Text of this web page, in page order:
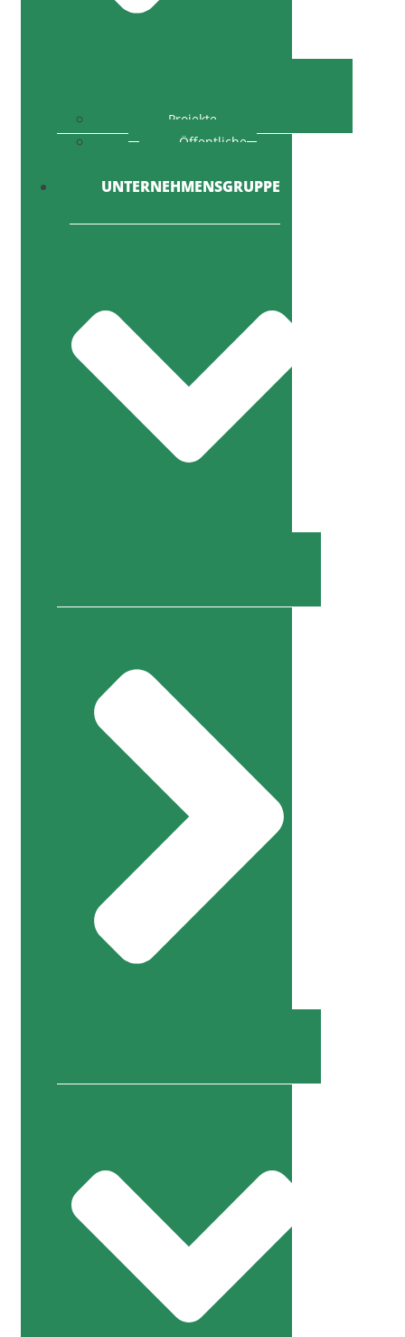
Projekte
Öffentliche
UNTERNEHMENSGRUPPE